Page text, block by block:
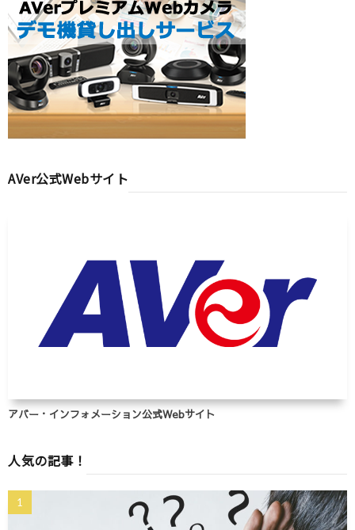
AVer公式Webサイト
アバー・インフォメーション公式Webサイト
人気の記事！